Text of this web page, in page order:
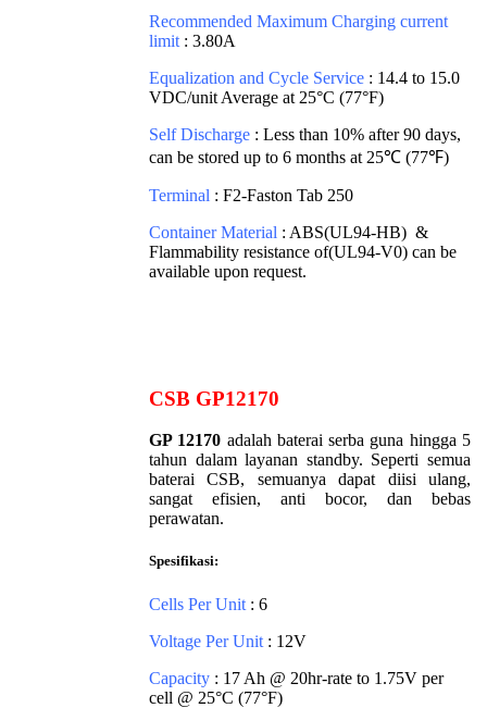
Recommended Maximum Charging current
limit : 3.80A
Equalization and Cycle Service : 14.4 to 15.0
VDC/unit Average at 25°C (77°F)
Self Discharge : Less than 10% after 90 days,
can be stored up to 6 months at 25℃ (77℉)
Terminal : F2-Faston Tab 250
Container Material : ABS(UL94-HB) &
Flammability resistance of(UL94-V0) can be
available upon request.
CSB GP12170
GP 12170 adalah baterai serba guna hingga 5
tahun dalam layanan standby. Seperti semua
baterai CSB, semuanya dapat diisi ulang,
sangat efisien, anti bocor, dan bebas
perawatan.
Spesifikasi:
Cells Per Unit : 6
Voltage Per Unit : 12V
Capacity : 17 Ah @ 20hr-rate to 1.75V per
cell @ 25°C (77°F)